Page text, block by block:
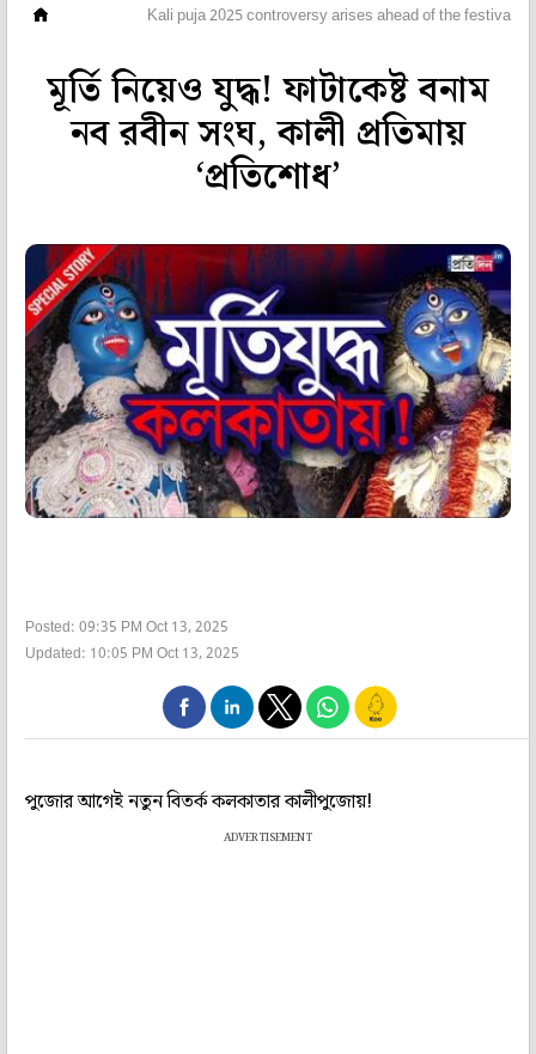
Kali puja 2025 controversy arises ahead of the festival
মূর্তি নিয়েও যুদ্ধ! ফাটাকেষ্ট বনাম
নব রবীন সংঘ, কালী প্রতিমায়
‘প্রতিশোধ’
Posted: 09:35 PM Oct 13, 2025
Updated: 10:05 PM Oct 13, 2025
পুজোর আগেই নতুন বিতর্ক কলকাতার কালীপুজোয়!
ADVERTISEMENT